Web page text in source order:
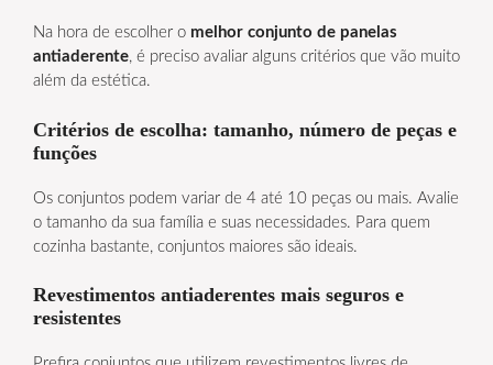
Na hora de escolher o melhor conjunto de panelas
antiaderente, é preciso avaliar alguns critérios que vão muito
além da estética.
Critérios de escolha: tamanho, número de peças e
funções
Os conjuntos podem variar de 4 até 10 peças ou mais. Avalie
o tamanho da sua família e suas necessidades. Para quem
cozinha bastante, conjuntos maiores são ideais.
Revestimentos antiaderentes mais seguros e
resistentes